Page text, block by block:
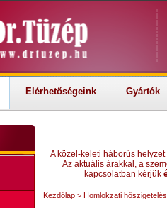
Elérhetőségeink Gyártók
A közel-keleti háborús
Az aktuális árakkal, a
kapcsolatban kérjük
Kezdőlap> Homlokzati